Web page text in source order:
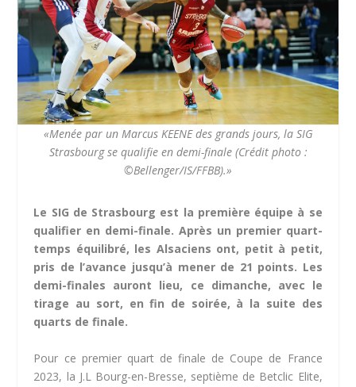
«Menée par un Marcus KEENE des grands jours, la SIG
Strasbourg se qualifie en demi-finale (Crédit photo :
©Bellenger/IS/FFBB).»
Le SIG de Strasbourg est la première équipe à se
qualifier en demi-finale. Après un premier quart-
temps équilibré, les Alsaciens ont, petit à petit,
pris de l’avance jusqu’à mener de 21 points. Les
demi-finales auront lieu, ce dimanche, avec le
tirage au sort, en fin de soirée, à la suite des
quarts de finale.
Pour ce premier quart de finale de Coupe de France
2023, la J.L Bourg-en-Bresse, septième de Betclic Elite,